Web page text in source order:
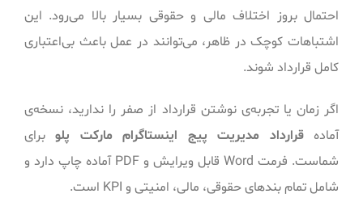
احتمال بروز اختلاف مالی و حقوقی بسیار بالا می‌رود. این
اشتباهات کوچک در ظاهر، می‌توانند در عمل باعث بی‌اعتباری
کامل قرارداد شوند.
اگر زمان یا تجربه‌ی نوشتن قرارداد از صفر را ندارید، نسخه‌ی
آمادهقرارداد مدیریت پیج اینستاگرام مارکت پلوبرای
شماست. فرمت Word قابل ویرایش و PDF آماده چاپ دارد و
شامل تمام بندهای حقوقی، مالی، امنیتی و KPI است.